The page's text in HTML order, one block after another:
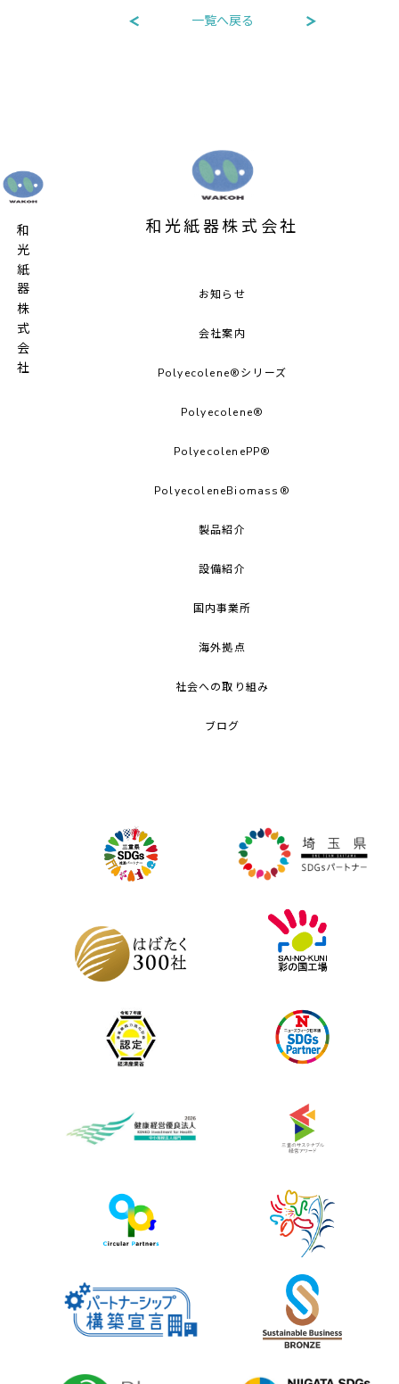
和光紙器株式会社
一覧へ戻る
和光紙器株式会社
お知らせ
会社案内
Polyecolene®シリーズ
Polyecolene®︎
PolyecolenePP®︎
PolyecoleneBiomass®
製品紹介
設備紹介
国内事業所
海外拠点
社会への取り組み
ブログ